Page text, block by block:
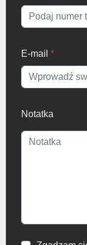
E-mail *
Notatka